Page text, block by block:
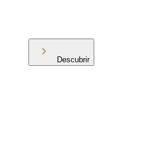
Descubrir